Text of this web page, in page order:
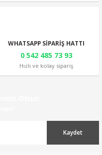
WHATSAPP SİPARİŞ HATTI
0 542 485 73 93
Hızlı ve kolay sipariş
Kaydet